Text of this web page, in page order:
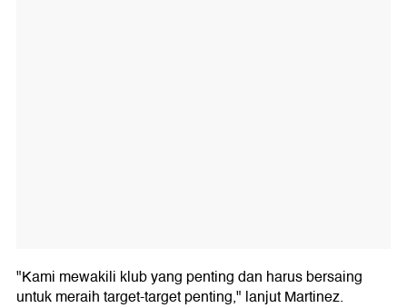
"Kami mewakili klub yang penting dan harus bersaing
untuk meraih target-target penting," lanjut Martinez.